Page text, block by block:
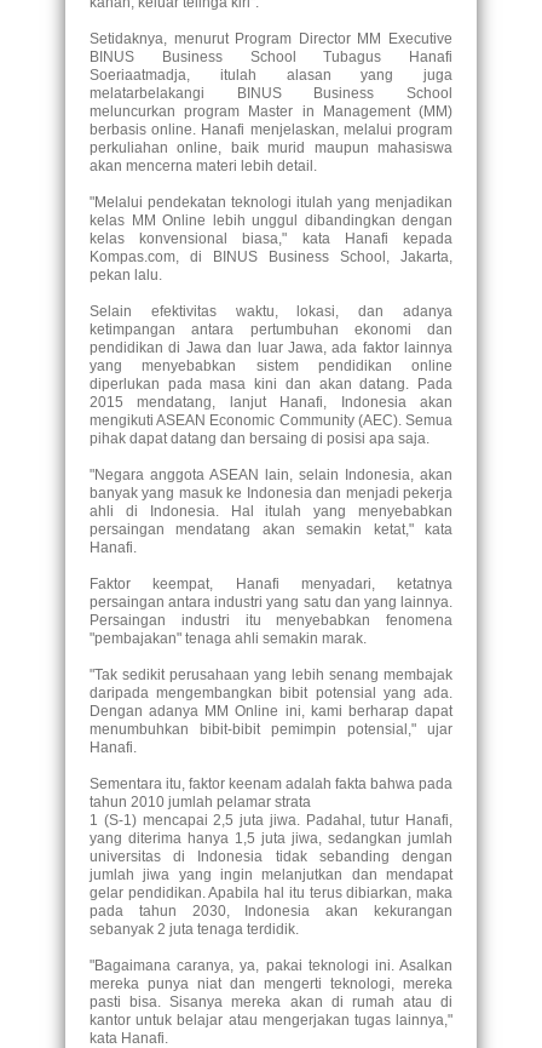
Setidaknya, menurut Program Director MM Executive
BINUS Business School Tubagus Hanafi
Soeriaatmadja, itulah alasan yang juga
melatarbelakangi BINUS Business School
meluncurkan program Master in Management (MM)
berbasis online. Hanafi menjelaskan, melalui program
perkuliahan online, baik murid maupun mahasiswa
akan mencerna materi lebih detail.
"Melalui pendekatan teknologi itulah yang menjadikan
kelas MM Online lebih unggul dibandingkan dengan
kelas konvensional biasa," kata Hanafi kepada
Kompas.com, di BINUS Business School, Jakarta,
pekan lalu.
Selain efektivitas waktu, lokasi, dan adanya
ketimpangan antara pertumbuhan ekonomi dan
pendidikan di Jawa dan luar Jawa, ada faktor lainnya
yang menyebabkan sistem pendidikan online
diperlukan pada masa kini dan akan datang. Pada
2015 mendatang, lanjut Hanafi, Indonesia akan
mengikuti ASEAN Economic Community (AEC). Semua
pihak dapat datang dan bersaing di posisi apa saja.
"Negara anggota ASEAN lain, selain Indonesia, akan
banyak yang masuk ke Indonesia dan menjadi pekerja
ahli di Indonesia. Hal itulah yang menyebabkan
persaingan mendatang akan semakin ketat," kata
Hanafi.
Faktor keempat, Hanafi menyadari, ketatnya
persaingan antara industri yang satu dan yang lainnya.
Persaingan industri itu menyebabkan fenomena
"pembajakan" tenaga ahli semakin marak.
"Tak sedikit perusahaan yang lebih senang membajak
daripada mengembangkan bibit potensial yang ada.
Dengan adanya MM Online ini, kami berharap dapat
menumbuhkan bibit-bibit pemimpin potensial," ujar
Hanafi.
Sementara itu, faktor keenam adalah fakta bahwa pada
tahun 2010 jumlah pelamar strata
1 (S-1) mencapai 2,5 juta jiwa. Padahal, tutur Hanafi,
yang diterima hanya 1,5 juta jiwa, sedangkan jumlah
universitas di Indonesia tidak sebanding dengan
jumlah jiwa yang ingin melanjutkan dan mendapat
gelar pendidikan. Apabila hal itu terus dibiarkan, maka
pada tahun 2030, Indonesia akan kekurangan
sebanyak 2 juta tenaga terdidik.
"Bagaimana caranya, ya, pakai teknologi ini. Asalkan
mereka punya niat dan mengerti teknologi, mereka
pasti bisa. Sisanya mereka akan di rumah atau di
kantor untuk belajar atau mengerjakan tugas lainnya,"
kata Hanafi.